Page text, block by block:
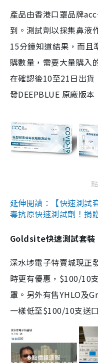
產品由香港口罩品牌
到。測試劑以採集鼻液
15分鐘知道結果，而
購數量，需要大量購入
在確認後10至21日出
發DEEPBLUE 原廠版本
延伸閱讀：【快速測試
毒抗原快速測試劑！捐
Goldsite快速測試套裝
深水埗電子特賣城現正
時更有優惠，$100/10
罩。另外有售YHLO及
一樣低至$100/10支送